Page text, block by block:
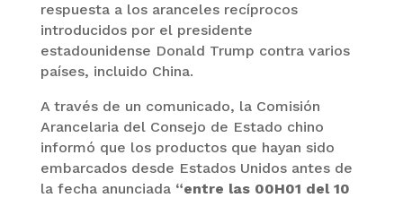
respuesta a los aranceles recíprocos
introducidos por el presidente
estadounidense Donald Trump contra varios
países, incluido China.
A través de un comunicado, la Comisión
Arancelaria del Consejo de Estado chino
informó que los productos que hayan sido
embarcados desde Estados Unidos antes de
la fecha anunciada “entre las 00H01 del 10